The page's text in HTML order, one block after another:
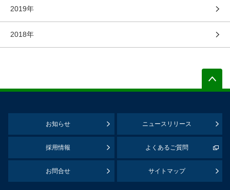
2019年
2018年
お知らせ ニュースリリース
採用情報 よくあるご質問
お問合せ サイトマップ